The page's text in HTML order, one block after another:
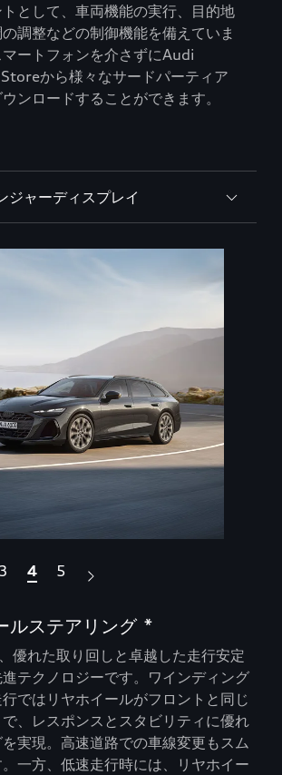
として、車両機能の実行、目的地
調整などの制御機能を備えていま
ートフォンを介さずにAudi
から様々なサードパーティア
ンロードすることができます。
ジャーディスプレイ
ルステアリング *
優れた取り回しと卓越した走行安定
テクノロジーです。ワインディング
ではリヤホイールがフロントと同じ
、レスポンスとスタビリティに優れ
実現。高速道路での車線変更もスム
一方、低速走行時には、リヤホイー
3 4 5